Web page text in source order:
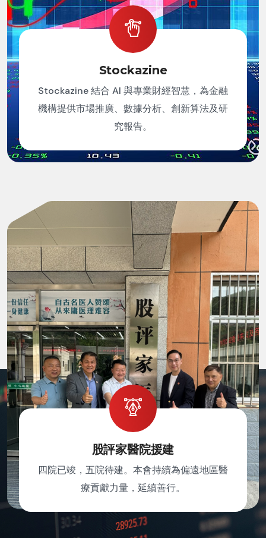
Stockazine
Stockazine 結合 AI 與專業財經智慧，為金融
機構提供市場推廣、數據分析、創新算法及研
究報告。
股評家醫院援建
四院已竣，五院待建。本會持續為偏遠地區醫
療貢獻力量，延續善行。